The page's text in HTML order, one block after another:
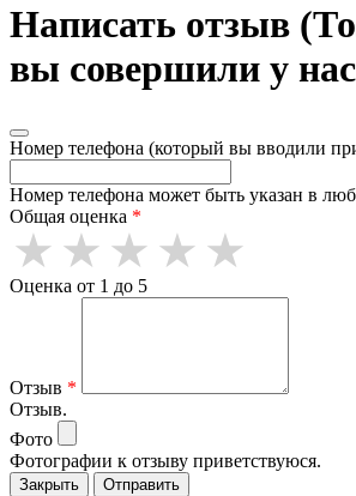
Написать отзыв
вы совершили у
Номер телефона (который вы вводили
Номер телефона может быть указан в
Общая оценка *
Оценка от 1 до 5
Отзыв *
Отзыв.
Фото
Фотографии к отзыву приветствуюся.
Закрыть Отправить